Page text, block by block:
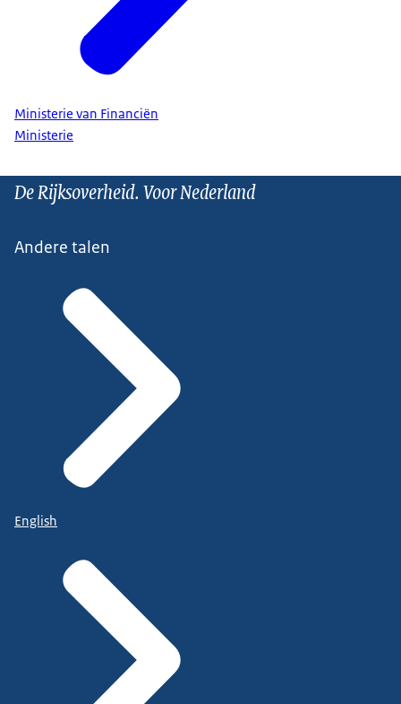
Ministerie van Financiën
Ministerie
De Rijksoverheid. Voor Nederland
Andere talen
English